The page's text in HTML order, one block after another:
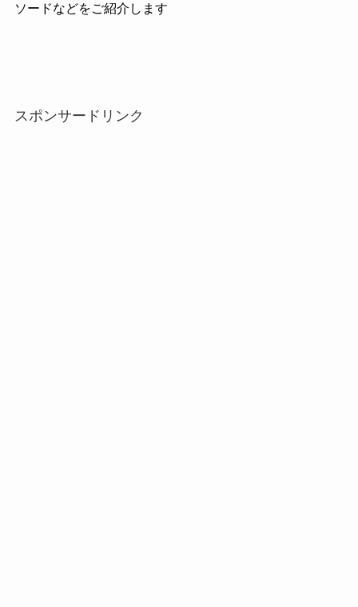
ソードなどをご紹介します
スポンサードリンク